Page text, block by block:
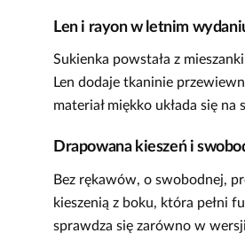
Len i rayon w letnim
Sukienka powstała z
Len dodaje tkaninie
materiał miękko układa się na
Drapowana kieszeń i
Bez rękawów, o swobodnej,
kieszenią z boku, która pełni
sprawdza się zarówno w